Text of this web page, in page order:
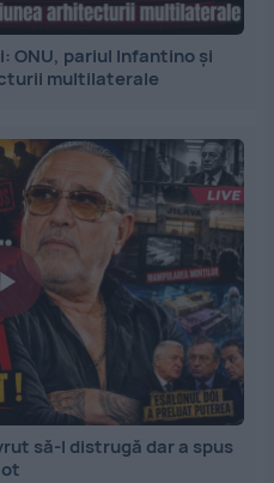
ONU, pariul Infantino și
multilaterale
să-l distrugă dar a spus